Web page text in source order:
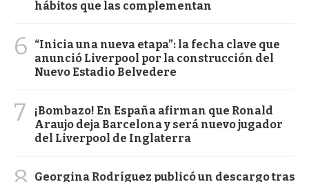
hábitos que las complementan
6
“Inicia una nueva etapa”: la fecha clave que
anunció Liverpool por la construcción del
Nuevo Estadio Belvedere
7
¡Bombazo! En España afirman que Ronald
Araujo deja Barcelona y será nuevo jugador
del Liverpool de Inglaterra
Georgina Rodríguez publicó un descargo tras